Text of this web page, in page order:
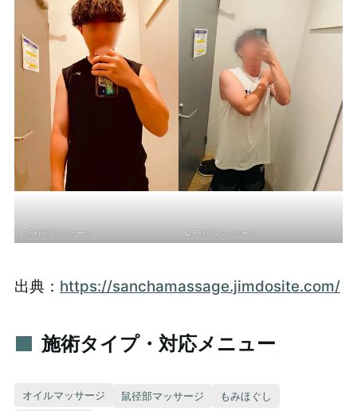
©三軒茶屋マッサージ ©三軒茶屋マッサージ
出典： https://sanchamassage.jimdosite.com/
施術タイプ・対応メニュー
オイルマッサージ 鼠径部マッサージ もみほぐし